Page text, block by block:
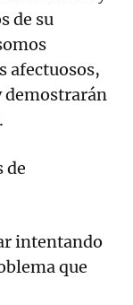
de su
afectuosos,
demostrarán
de
intentando
que